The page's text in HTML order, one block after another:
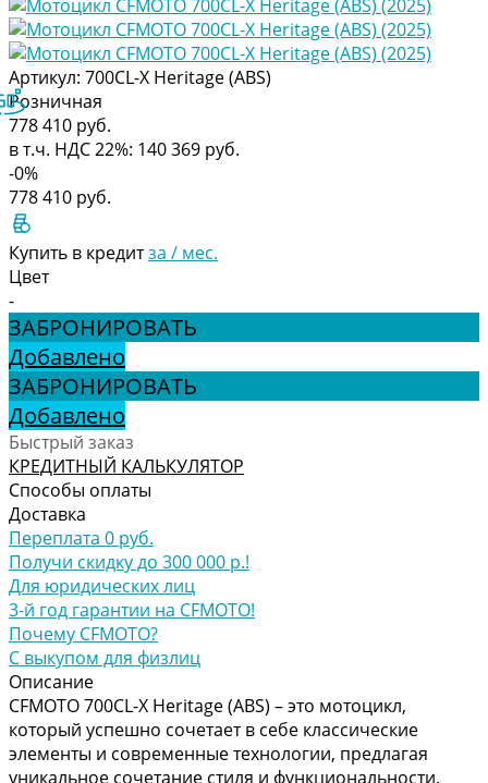
Артикул: 700CL-X Heritage (ABS)
Розничная
778 410 руб.
в т.ч. НДС 22%: 140 369 руб.
-0%
778 410 руб.
Купить в кредитза / мес.
Цвет
-
ЗАБРОНИРОВАТЬ
Добавлено
ЗАБРОНИРОВАТЬ
Добавлено
Быстрый заказ
КРЕДИТНЫЙ КАЛЬКУЛЯТОР
Способы оплаты
Доставка
Переплата 0 руб.
Получи скидку до 300 000 р.!
Для юридических лиц
3-й год гарантии на CFMOTO!
Почему CFMOTO?
С выкупом для физлиц
Описание
CFMOTO 700CL-X Heritage (ABS) – это мотоцикл,
который успешно сочетает в себе классические
элементы и современные технологии, предлагая
уникальное сочетание стиля и функциональности.